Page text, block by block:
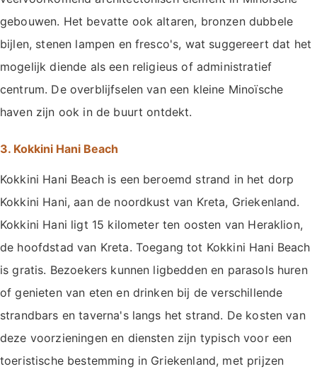
gebouwen. Het bevatte ook altaren, bronzen dubbele
bijlen, stenen lampen en fresco's, wat suggereert dat het
mogelijk diende als een religieus of administratief
centrum. De overblijfselen van een kleine Minoïsche
haven zijn ook in de buurt ontdekt.
3. Kokkini Hani Beach
Kokkini Hani Beach is een beroemd strand in het dorp
Kokkini Hani, aan de noordkust van Kreta, Griekenland.
Kokkini Hani ligt 15 kilometer ten oosten van Heraklion,
de hoofdstad van Kreta. Toegang tot Kokkini Hani Beach
is gratis. Bezoekers kunnen ligbedden en parasols huren
of genieten van eten en drinken bij de verschillende
strandbars en taverna's langs het strand. De kosten van
deze voorzieningen en diensten zijn typisch voor een
toeristische bestemming in Griekenland, met prijzen